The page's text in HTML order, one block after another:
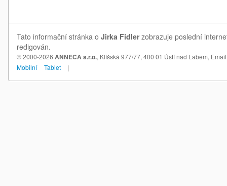
Tato informační stránka o Jirka Fidlerzobrazuje poslední
redigován.
© 2000-2026 ANNECA s.r.o., Klíšská 977/77, 400 01 Ústí nad Labem,
Mobilní
Tablet |